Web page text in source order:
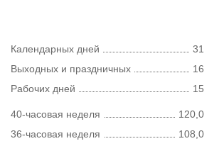
Календарных дней
31
Выходных и праздничных
16
Рабочих дней
15
40-часовая неделя
120,0
36-часовая неделя
108,0